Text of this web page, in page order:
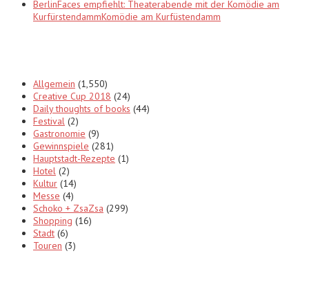
BerlinFaces empfiehlt: Theaterabende mit der Komödie am
KurfürstendammKomödie am Kurfüstendamm
Allgemein (1,550)
Creative Cup 2018 (24)
Daily thoughts of books (44)
Festival (2)
Gastronomie (9)
Gewinnspiele (281)
Hauptstadt-Rezepte (1)
Hotel (2)
Kultur (14)
Messe (4)
Schoko + ZsaZsa (299)
Shopping (16)
Stadt (6)
Touren (3)